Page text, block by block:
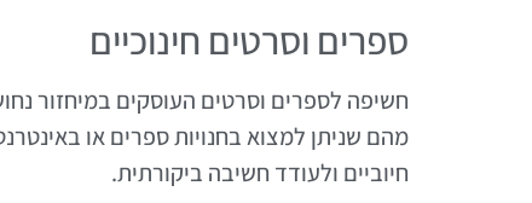
ספרים וסרטים חינוכיים
חשיפה לספרים וסרטים העוסקים במיחזור
מהם שניתן למצוא בחנויות ספרים או
חיוביים ולעודד חשיבה ביקורתית.